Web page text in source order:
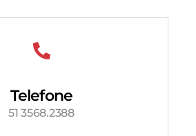
Telefone
51 3568.2388